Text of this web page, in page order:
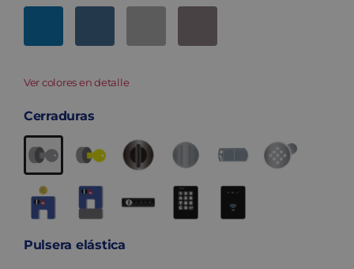
Ver colores en detalle
Cerraduras
Pulsera elástica